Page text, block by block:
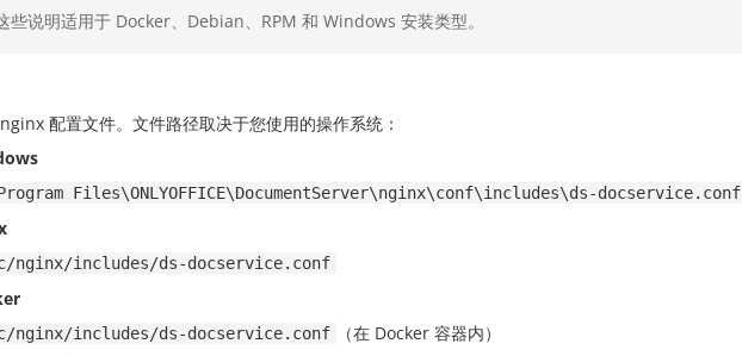
些说明适用于 Docker、Debian、RPM 和 Windows 安装类型。
配置文件。文件路径取决于您使用的操作系统：
Files\ONLYOFFICE\DocumentServer\nginx\conf\includes\ds-docservice.conf
nginx/includes/ds-docservice.conf
nginx/includes/ds-docservice.conf
（在 Docker 容器内）